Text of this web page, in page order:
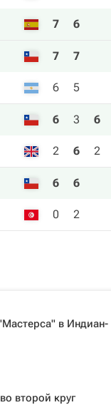
7 6
7 7
6 5
6 3 6
2 6 2
6 6
0 2
в Индиан-
второй круг